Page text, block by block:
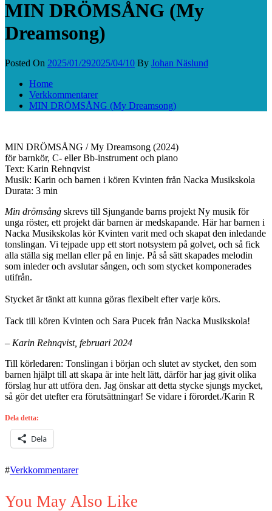
MIN DRÖMSÅNG (My
Dreamsong)
Posted On 2025/01/292025/04/10 By Johan Näslund
Home
Verkkommentarer
MIN DRÖMSÅNG (My Dreamsong)
MIN DRÖMSÅNG / My Dreamsong (2024)
för barnkör, C- eller Bb-instrument och piano
Text: Karin Rehnqvist
Musik: Karin och barnen i kören Kvinten från Nacka Musikskola
Durata: 3 min
Min drömsång skrevs till Sjungande barns projekt Ny musik för
unga röster, ett projekt där barnen är medskapande. Här har barnen i
Nacka Musikskolas kör Kvinten varit med och skapat den inledande
tonslingan. Vi tejpade upp ett stort notsystem på golvet, och så fick
alla ställa sig mellan eller på en linje. På så sätt skapades melodin
som inleder och avslutar sången, och som stycket komponerades
utifrån.
Stycket är tänkt att kunna göras flexibelt efter varje körs.
Tack till kören Kvinten och Sara Pucek från Nacka Musikskola!
– Karin Rehnqvist, februari 2024
Till körledaren: Tonslingan i början och slutet av stycket, den som
barnen hjälpt till att skapa är inte helt lätt, därför har jag givit olika
förslag hur att utföra den. Jag önskar att detta stycke sjungs mycket,
så gör det utefter era förutsättningar! Se vidare i förordet./Karin R
Dela detta:
Dela
#Verkkommentarer
You May Also Like